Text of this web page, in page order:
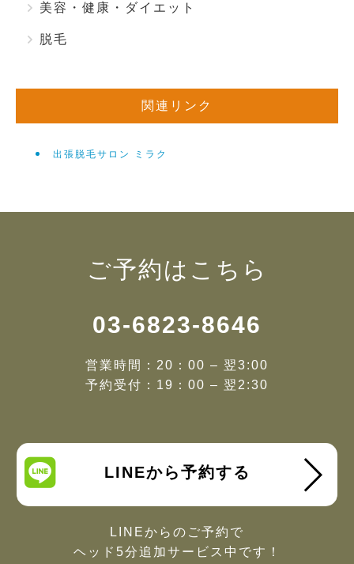
美容・健康・ダイエット
脱毛
関連リンク
出張脱毛サロン ミラク
ご予約はこちら
03-6823-8646
営業時間：20：00 – 翌3:00
予約受付：19：00 – 翌2:30
LINEから予約する
LINEからのご予約で
ヘッド5分追加サービス中です！